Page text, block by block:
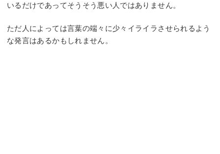
いるだけであってそうそう悪い人ではありません。
ただ人によっては言葉の端々に少々イライラさせられるよう
な発言はあるかもしれません。